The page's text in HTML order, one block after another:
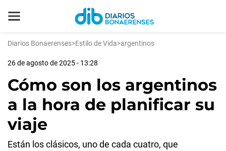
Diarios Bonaerenses>Estilo de Vida>argentinos
26 de agosto de 2025 - 13:28
Cómo son los argentinos
a la hora de planificar su
viaje
Están los clásicos, uno de cada cuatro, que